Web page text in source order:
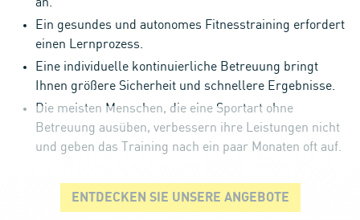
an.
Ein gesundes und autonomes Fitnesstraining erfordert
einen Lernprozess.
Eine individuelle kontinuierliche Betreuung bringt
Ihnen größere Sicherheit und schnellere Ergebnisse.
Die meisten Menschen, die eine Sportart ohne
Betreuung ausüben, verbessern ihre Leistungen nicht
und geben das Training nach ein paar Monaten oft auf.
ENTDECKEN SIE UNSERE ANGEBOTE